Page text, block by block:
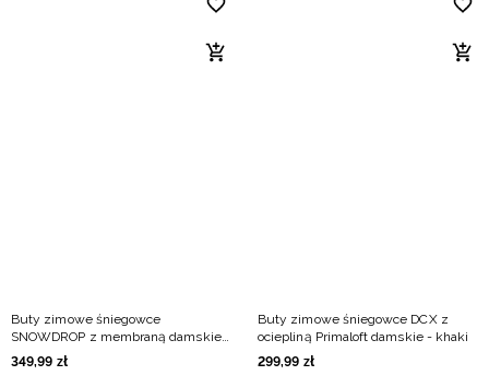
Buty zimowe śniegowce
SNOWDROP z membraną damskie -
różowe
349,99 zł
Buty zimowe śniegowce DCX z
ociepliną Primaloft damskie - khaki
299,99 zł